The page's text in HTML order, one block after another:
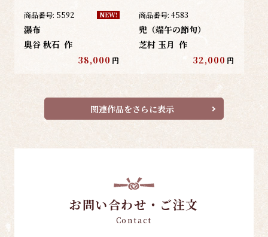
商品番号: 5592 NEW!
瀑布
奥谷 秋石 作
38,000 円
商品番号: 4583
兜（端午の節句）
芝村 玉月 作
32,000 円
関連作品をさらに表示
お問い合わせ・ご注文
Contact